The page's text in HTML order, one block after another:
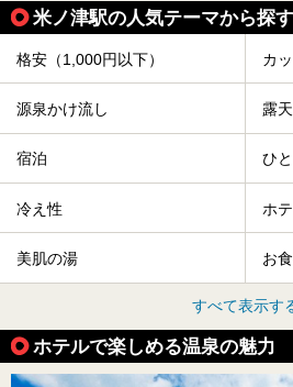
米ノ津駅の人気テーマから探す
格安（1,000円以下） カ
源泉かけ流し 露
宿泊 ひ
冷え性 ホ
美肌の湯 お
すべて表示す
ホテルで楽しめる温泉の魅力